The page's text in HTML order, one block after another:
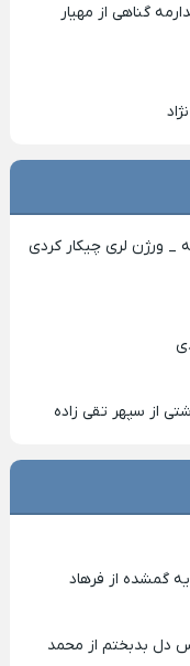
گناهی از مهیار
_ ورژن لری چیکار کردی
از سپهر تقی زاده
گمشده از فرهاد
دل بدبختم از محمد